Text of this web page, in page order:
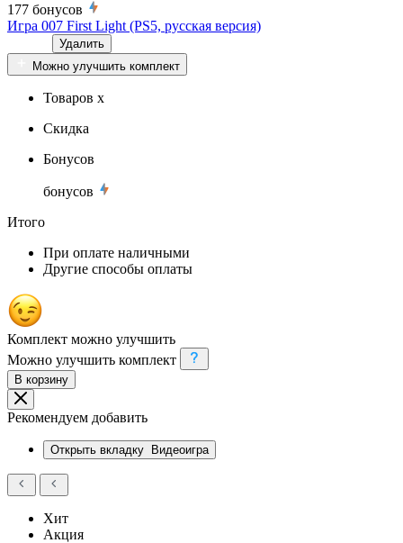
177 бонусов
Игра 007 First Light (PS5, русская версия)
Удалить
Можно улучшить комплект
Товаров x
Скидка
Бонусов
бонусов
Итого
При оплате наличными
Другие способы оплаты
Комплект можно улучшить
Можно улучшить комплект
В корзину
Рекомендуем добавить
Открыть вкладку Видеоигра
Хит
Акция